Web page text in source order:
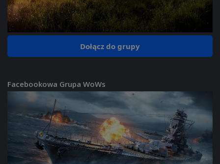
Dołącz do grupy
Facebookowa Grupa WoWs